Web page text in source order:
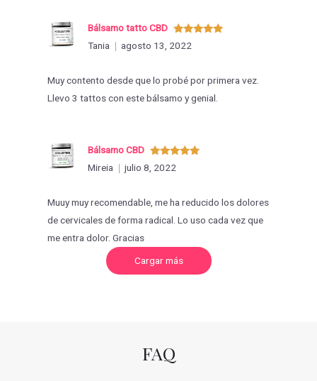
Valorado
con
Bálsamo tatto CBD
Tania
agosto 13, 2022
Muy contento desde que lo probé por primera vez.
Llevo 3 tattos con este bálsamo y genial.
Valorado
con5de 5
Bálsamo CBD
Mireia
julio 8, 2022
Muuy muy recomendable, me ha reducido los dolores
de cervicales de forma radical. Lo uso cada vez que
me entra dolor. Gracias
Cargar másC
r
FAQ